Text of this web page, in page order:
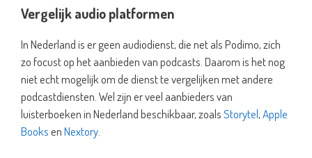
Vergelijk audio platformen
In Nederland is er geen audiodienst, die net als Podimo, zich
zo focust op het aanbieden van podcasts. Daarom is het nog
niet echt mogelijk om de dienst te vergelijken met andere
podcastdiensten. Wel zijn er veel aanbieders van
luisterboeken in Nederland beschikbaar, zoalsStorytel,Apple
BooksenNextory.